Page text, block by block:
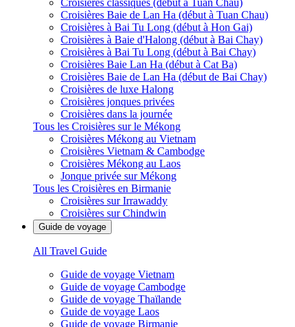
Croisières classiques (début à Tuan Chau)
Croisières Baie de Lan Ha (début à Tuan Chau)
Croisières à Bai Tu Long (début à Hon Gai)
Croisières à Baie d'Halong (début à Bai Chay)
Croisières à Bai Tu Long (début à Bai Chay)
Croisières Baie Lan Ha (début à Cat Ba)
Croisières Baie de Lan Ha (début de Bai Chay)
Croisières de luxe Halong
Croisières jonques privées
Croisières dans la journée
Tous les Croisières sur le Mékong
Croisières Mékong au Vietnam
Croisières Vietnam & Cambodge
Croisières Mékong au Laos
Jonque privée sur Mékong
Tous les Croisières en Birmanie
Croisières sur Irrawaddy
Croisières sur Chindwin
Guide de voyage
All Travel Guide
Guide de voyage Vietnam
Guide de voyage Cambodge
Guide de voyage Thaïlande
Guide de voyage Laos
Guide de voyage Birmanie